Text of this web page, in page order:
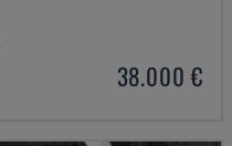
38.000 €